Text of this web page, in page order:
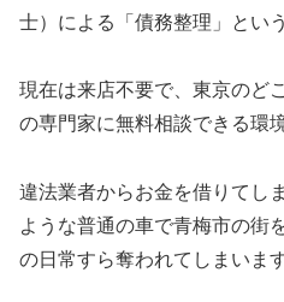
士）による「債務整理」とい
現在は来店不要で、東京のど
の専門家に無料相談できる環
違法業者からお金を借りてし
ような普通の車で青梅市の街
の日常すら奪われてしまいます